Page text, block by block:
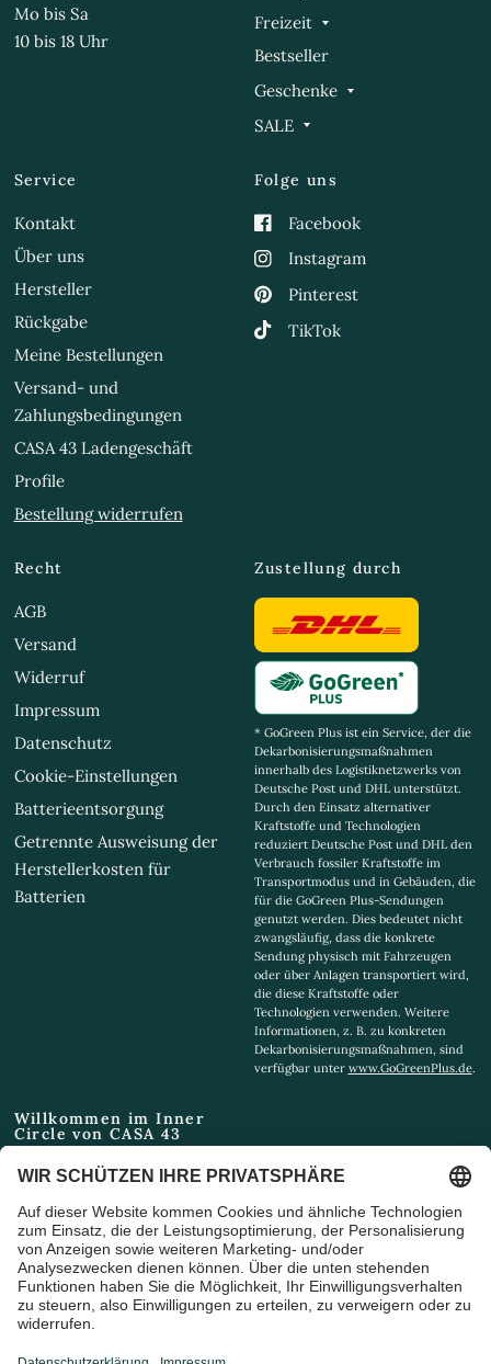
Mo bis Sa
10 bis 18 Uhr
Freizeit
Bestseller
Geschenke
SALE
Service
Kontakt
Über uns
Hersteller
Rückgabe
Meine Bestellungen
Versand- und
Zahlungsbedingungen
CASA 43 Ladengeschäft
Profile
Bestellung widerrufen
Folge uns
Facebook
Instagram
Pinterest
TikTok
Recht
AGB
Versand
Widerruf
Impressum
Datenschutz
Cookie-Einstellungen
Batterieentsorgung
Getrennte Ausweisung der
Herstellerkosten für
Batterien
Zustellung durch
* GoGreen Plus ist ein Service, der die
Dekarbonisierungsmaßnahmen
innerhalb des Logistiknetzwerks von
Deutsche Post und DHL unterstützt.
Durch den Einsatz alternativer
Kraftstoffe und Technologien
reduziert Deutsche Post und DHL den
Verbrauch fossiler Kraftstoffe im
Transportmodus und in Gebäuden, die
für die GoGreen Plus-Sendungen
genutzt werden. Dies bedeutet nicht
zwangsläufig, dass die konkrete
Sendung physisch mit Fahrzeugen
oder über Anlagen transportiert wird,
die diese Kraftstoffe oder
Technologien verwenden. Weitere
Informationen, z. B. zu konkreten
Dekarbonisierungsmaßnahmen, sind
verfügbar unter www.GoGreenPlus.de.
Willkommen im Inner
Circle von CASA 43
Email
Ich bin damit einverstanden,
Marketing-E-Mails und
Sonderangebote zu erhalten